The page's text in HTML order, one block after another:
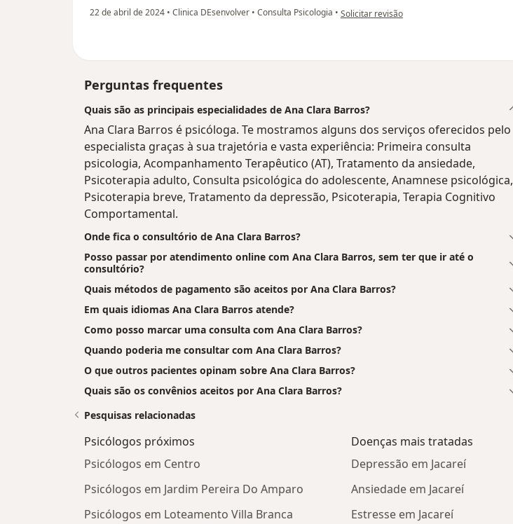
22 de abril de 2024 • Clinica DEsenvolver • Consulta Psicologia • na opinião do utilizador David Robert
Solicitar revisão
Perguntas frequentes
Quais são as principais especialidades de Ana Clara Barros?
Ana Clara Barros é psicóloga. Te mostramos alguns dos serviços oferecidos pelo
especialista graças à sua trajetória e vasta experiência: Primeira consulta
psicologia, Acompanhamento Terapêutico (AT), Tratamento da ansiedade,
Psicoterapia adulto, Consulta psicológica do adolescente, Anamnese psicológica,
Psicoterapia breve, Tratamento da depressão, Psicoterapia, Terapia Cognitivo
Comportamental.
Onde fica o consultório de Ana Clara Barros?
Posso passar por atendimento online com Ana Clara Barros, sem ter que ir até o
consultório?
Quais métodos de pagamento são aceitos por Ana Clara Barros?
Em quais idiomas Ana Clara Barros atende?
Como posso marcar uma consulta com Ana Clara Barros?
Quando poderia me consultar com Ana Clara Barros?
O que outros pacientes opinam sobre Ana Clara Barros?
Quais são os convênios aceitos por Ana Clara Barros?
Pesquisas relacionadas
Psicólogos próximos
Psicólogos em Centro
Psicólogos em Jardim Pereira Do Amparo
Psicólogos em Loteamento Villa Branca
Doenças mais tratadas
Depressão em Jacareí
Ansiedade em Jacareí
Estresse em Jacareí